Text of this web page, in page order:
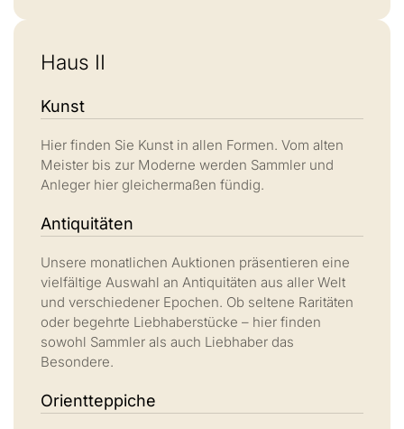
Haus II
Kunst
Hier finden Sie Kunst in allen Formen. Vom alten
Meister bis zur Moderne werden Sammler und
Anleger hier gleichermaßen fündig.
Antiquitäten
Unsere monatlichen Auktionen präsentieren eine
vielfältige Auswahl an Antiquitäten aus aller Welt
und verschiedener Epochen. Ob seltene Raritäten
oder begehrte Liebhaberstücke – hier finden
sowohl Sammler als auch Liebhaber das
Besondere.
Orientteppiche